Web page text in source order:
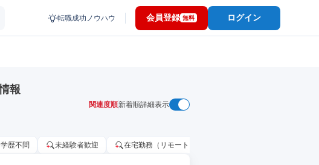
転職成功ノウハウ 会員登録 無料 ログイン
報
関連度順新着順詳細表示
学歴不問 未経験者歓迎 在宅勤務（リモートワーク）OK